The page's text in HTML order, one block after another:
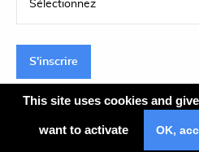
S'inscrire
This site uses cookies and
want to activate OK,